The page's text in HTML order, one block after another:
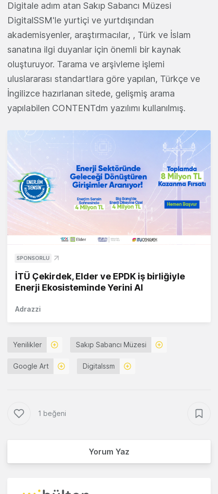
Digitale adım atan Sakıp Sabancı Müzesi
DigitalSSM'le yurtiçi ve yurtdışından
akademisyenler, araştırmacılar, , Türk ve İslam
sanatına ilgi duyanlar için önemli bir kaynak
oluşturuyor. Tarama ve arşivleme işlemi
uluslararası standartlara göre yapılan, Türkçe ve
İngilizce hazırlanan sitede, gelişmiş arama
yapılabilen CONTENTdm yazılımı kullanılmış.
SPONSORLU
İTÜ Çekirdek, Elder ve EPDK iş birliğiyle
Enerji Ekosisteminde Yerini Al
Adrazzi
Yenilikler Sakıp Sabancı Müzesi
Google Art Digitalssm
1 beğeni
Yorum Yaz